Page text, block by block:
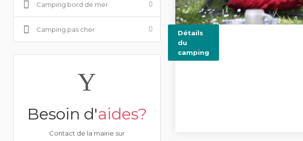
Camping bord de mer
Camping pas cher
Besoin d'aides?
Contact de la mairie sur
Détails
du
camping